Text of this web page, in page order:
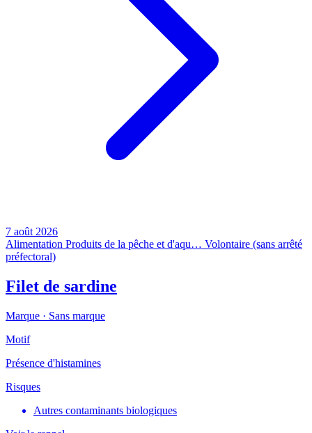
7 août 2026
Alimentation Produits de la pêche et d'aqu… Volontaire (sans arrêté
préfectoral)
Filet de sardine
Marque · Sans marque
Motif
Présence d'histamines
Risques
Autres contaminants biologiques